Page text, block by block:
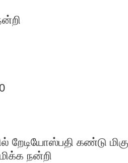
றேடியோஸ்பதி கண்டு
நன்றி